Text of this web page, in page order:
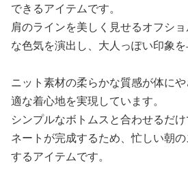
できるアイテムです。
肩のラインを美しく見せるオフシ
な色気を演出し、大人っぽい印象を
ニット素材の柔らかな質感が体に
適な着心地を実現しています。
シンプルなボトムスと合わせるだ
ネートが完成するため、忙しい朝
するアイテムです。